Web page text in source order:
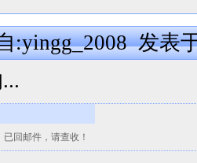
:yingg_2008 发表
回邮件，请查收！